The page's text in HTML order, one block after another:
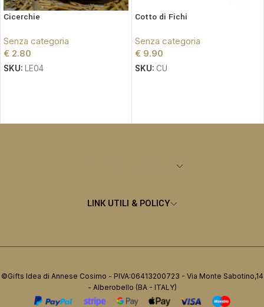
Cicerchie
Senza categoria
€ 2.80
SKU: LE04
Cotto di Fichi
Senza categoria
€ 9.90
SKU: CU
LINK UTILI & POLICY
©Gifts Idea di Annese Cosimo - PIVA:06413200723 - Via Monte Sabotino,14
- Alberobello (BA - ITALY)